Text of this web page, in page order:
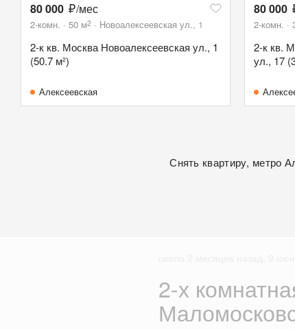
80 000 /мес
2-комн. 50 м2 Новоалексеевская ул., 1
2-к кв. Москва Новоалексеевская ул., 1
(50.7 м²)
Алексеевская
80 000
2-комн.
2-к кв.
ул., 17
Снять квартиру, метро
2-х